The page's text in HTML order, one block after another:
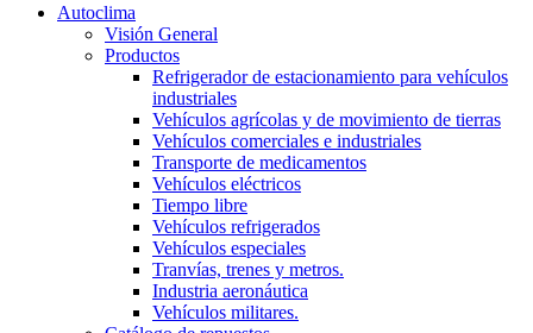
Autoclima
Visión General
Productos
Refrigerador de estacionamiento para vehículos
industriales
Vehículos agrícolas y de movimiento de tierras
Vehículos comerciales e industriales
Transporte de medicamentos
Vehículos eléctricos
Tiempo libre
Vehículos refrigerados
Vehículos especiales
Tranvías, trenes y metros.
Industria aeronáutica
Vehículos militares.